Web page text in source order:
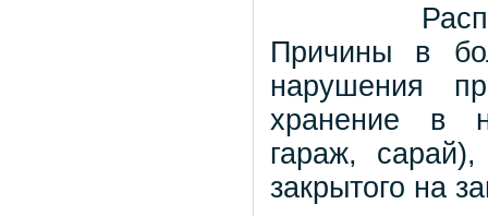
Причины в
нарушения
хранение в
гараж,
закрытого на